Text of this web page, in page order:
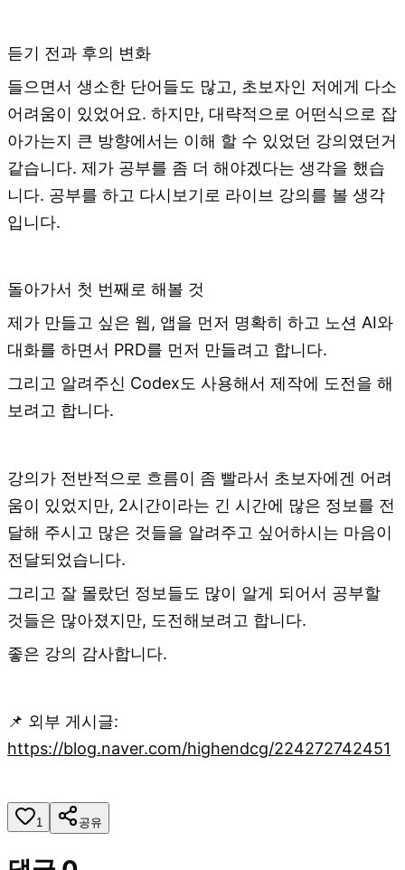
듣기 전과 후의 변화
들으면서 생소한 단어들도 많고, 초보자인 저에게 다소
어려움이 있었어요. 하지만, 대략적으로 어떤식으로 잡
아가는지 큰 방향에서는 이해 할 수 있었던 강의였던거
같습니다. 제가 공부를 좀 더 해야겠다는 생각을 했습
니다. 공부를 하고 다시보기로 라이브 강의를 볼 생각
입니다.
돌아가서 첫 번째로 해볼 것
제가 만들고 싶은 웹, 앱을 먼저 명확히 하고 노션 AI와
대화를 하면서 PRD를 먼저 만들려고 합니다.
그리고 알려주신 Codex도 사용해서 제작에 도전을 해
보려고 합니다.
강의가 전반적으로 흐름이 좀 빨라서 초보자에겐 어려
움이 있었지만, 2시간이라는 긴 시간에 많은 정보를 전
달해 주시고 많은 것들을 알려주고 싶어하시는 마음이
전달되었습니다.
그리고 잘 몰랐던 정보들도 많이 알게 되어서 공부할
것들은 많아졌지만, 도전해보려고 합니다.
좋은 강의 감사합니다.
📌 외부 게시글:
https://blog.naver.com/highendcg/224272742451
1 공유